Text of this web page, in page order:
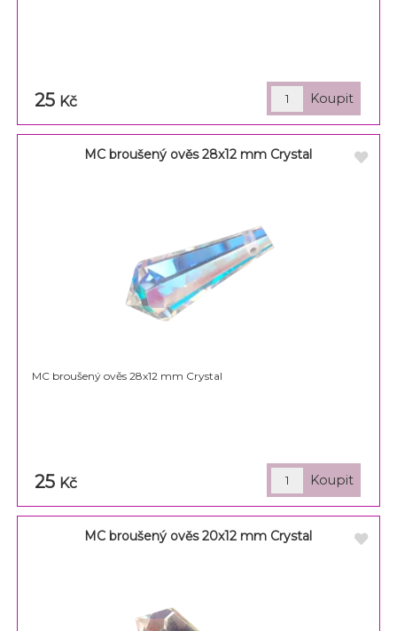
25 Kč
MC broušený ověs 28x12 mm Crystal
MC broušený ověs 28x12 mm Crystal
25 Kč
MC broušený ověs 20x12 mm Crystal